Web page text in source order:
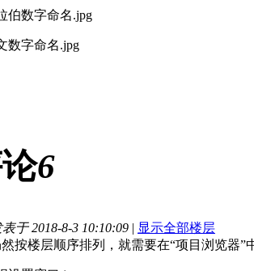
6
表于 2018-8-3 10:10:09 | 显示全部楼层
按楼层顺序排列，就需要在“项目浏览器”